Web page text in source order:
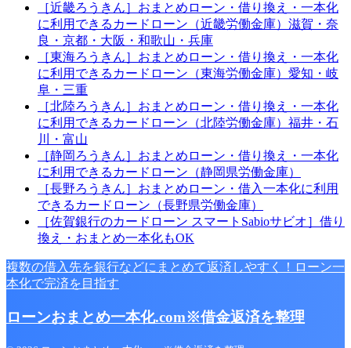
［近畿ろうきん］おまとめローン・借り換え・一本化
に利用できるカードローン（近畿労働金庫）滋賀・奈
良・京都・大阪・和歌山・兵庫
［東海ろうきん］おまとめローン・借り換え・一本化
に利用できるカードローン（東海労働金庫）愛知・岐
阜・三重
［北陸ろうきん］おまとめローン・借り換え・一本化
に利用できるカードローン（北陸労働金庫）福井・石
川・富山
［静岡ろうきん］おまとめローン・借り換え・一本化
に利用できるカードローン（静岡県労働金庫）
［長野ろうきん］おまとめローン・借入一本化に利用
できるカードローン（長野県労働金庫）
［佐賀銀行のカードローン スマートSabioサビオ］借り
換え・おまとめ一本化もOK
複数の借入先を銀行などにまとめて返済しやすく！ローン一
本化で完済を目指す
ローンおまとめ一本化.com※借金返済を整理